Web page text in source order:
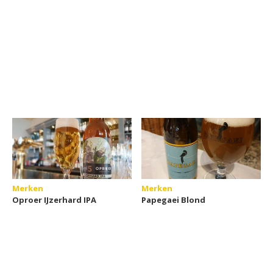
Merken
Oproer IJzerhard IPA
Merken
Papegaei Blond